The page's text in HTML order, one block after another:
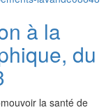
à la
du
la santé de